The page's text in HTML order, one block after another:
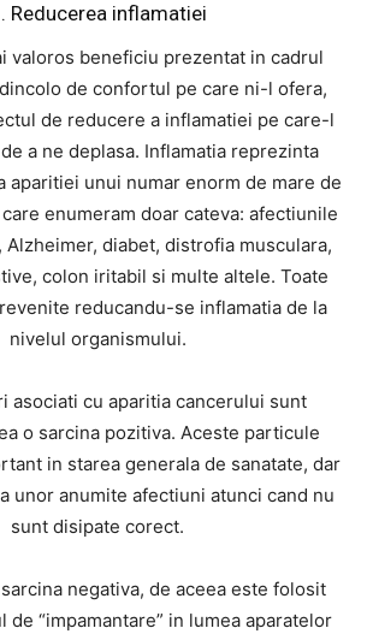
Reducerea inflamatiei
valoros beneficiu prezentat in cadrul
de confortul pe care ni-l ofera,
de reducere a inflamatiei pe care-l
a ne deplasa. Inflamatia reprezinta
aparitiei unui numar enorm de mare de
enumeram doar cateva: afectiunile
Alzheimer, diabet, distrofia musculara,
colon iritabil si multe altele. Toate
reducandu-se inflamatia de la
nivelul organismului.
asociati cu aparitia cancerului sunt
o sarcina pozitiva. Aceste particule
in starea generala de sanatate, dar
unor anumite afectiuni atunci cand nu
sunt disipate corect.
negativa, de aceea este folosit
de “impamantare” in lumea aparatelor